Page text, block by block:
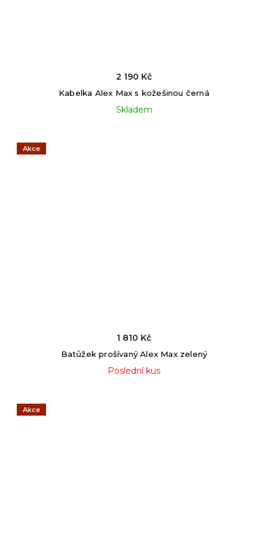
Kabelka Alex Max s kožešinou černá
Skladem
2 190 Kč
Akce
Batůžek prošívaný Alex Max zelený
Poslední kus
1 810 Kč
Akce